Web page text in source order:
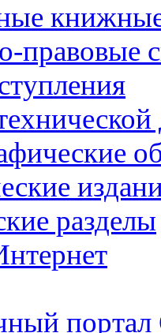
правовые
разделы
портал